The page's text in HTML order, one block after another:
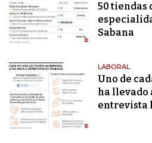
50 tiendas
Sabana
LABORAL
Uno de
ha llevado
entrevista